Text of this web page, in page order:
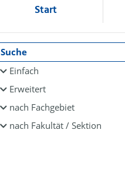
Start
Suche
Einfach
Erweitert
nach Fachgebiet
nach Fakultät / Sektion